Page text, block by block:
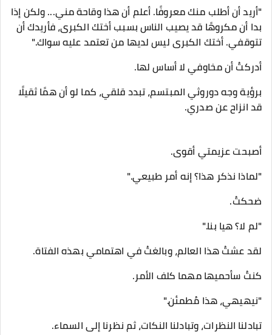
"أريد أن أطلب منك معروفًا. أعلم أن هذا وقاحة مني... ولكن إذا
بدا أن مكروهًا قد يصيب الناس بسبب أختك الكبرى، فأريدك أن
تتوقفي. أختك الكبرى ليس لديها من تعتمد عليه سواك."
أدركتُ أن مخاوفي لا أساس لها.
برؤية وجه دوروثي المبتسم، تبدد قلقي، كما لو أن همًا ثقيلًا
قد انزاح عن صدري.
أصبحت عزيمتي أقوى.
"لماذا نذكر هذا؟ إنه أمر طبيعي."
ضحكتُ.
"لم لا؟ هيا بنا."
لقد عشتُ هذا العالم، وبالغتُ في اهتمامي بهذه الفتاة.
كنتُ سأحميها مهما كلف الأمر.
"نيهيهي، هذا مُطمئن."
تبادلنا النظرات، وتبادلنا النكات، ثم نظرنا إلى السماء.